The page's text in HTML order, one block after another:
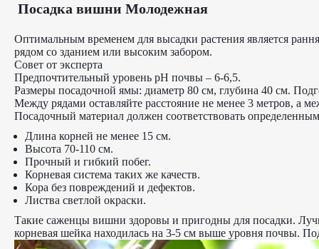
Посадка вишни Молодежная
Оптимальным временем для высадки растения является
рядом со зданием или высоким забором.
Совет от эксперта
Предпочтительный уровень pH почвы – 6-6,5.
Размеры посадочной ямы: диаметр 80 см, глубина 40 см.
Между рядами оставляйте расстояние не менее 3 метров, а
Посадочный материал должен соответствовать
Длина корней не менее 15 см.
Высота 70-110 см.
Прочный и гибкий побег.
Корневая система таких же качеств.
Кора без повреждений и дефектов.
Листва светлой окраски.
Такие саженцы вишни здоровы и пригодны для посадки.
корневая шейка находилась на 3-5 см выше уровня почвы.